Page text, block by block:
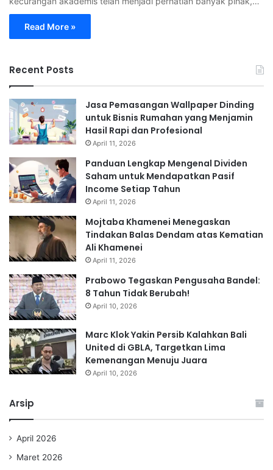
Read More »
Recent Posts
Jasa Pemasangan Wallpaper Dinding
untuk Bisnis Rumahan yang Menjamin
Hasil Rapi dan Profesional
April 11, 2026
Panduan Lengkap Mengenal Dividen
Saham untuk Mendapatkan Pasif
Income Setiap Tahun
April 11, 2026
Mojtaba Khamenei Menegaskan
Tindakan Balas Dendam atas Kematian
Ali Khamenei
April 11, 2026
Prabowo Tegaskan Pengusaha Bandel:
8 Tahun Tidak Berubah!
April 10, 2026
Marc Klok Yakin Persib Kalahkan Bali
United di GBLA, Targetkan Lima
Kemenangan Menuju Juara
April 10, 2026
Arsip
April 2026
Maret 2026